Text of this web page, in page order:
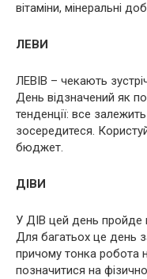
вітаміни, мінеральні
ЛЕВИ
ЛЕВІВ – чекають
День відзначений як
тенденції: все
зосередитеся.
бюджет.
ДІВИ
У ДІВ цей день пройде
Для багатьох це день
причому тонка робота
позначитися на